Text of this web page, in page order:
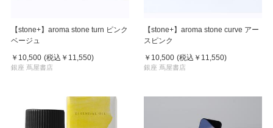
【stone+】aroma stone turn ピンク
ベージュ
￥10,500 (税込 ￥11,550)
銀座 蔦屋書店
【stone+】aroma stone curve アー
スピンク
￥10,500 (税込 ￥11,550)
銀座 蔦屋書店